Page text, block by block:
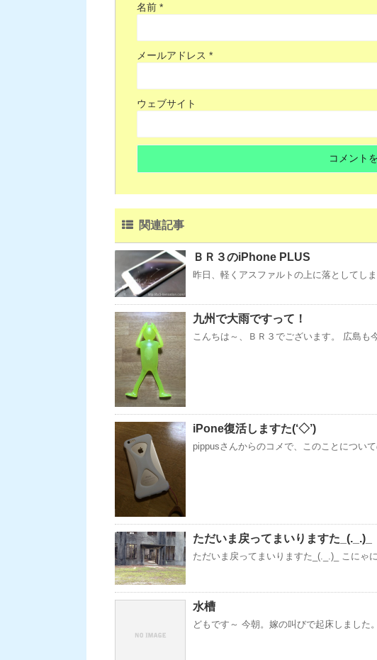
名前 *
メールアドレス *
ウェブサイト
関連記事
ＢＲ３のiPhone PLUS
昨日、軽くアスファルトの上に落としてし
九州で大雨ですって！
こんちは～、ＢＲ３でございます。 広島
iPone復活しますた(‘◇’)ゞ
pippusさんからのコメで、このことについ
ただいま戻ってまいりますた_(._.)_
ただいま戻ってまいりますた_(._.)_ こに
水槽
どもです～ 今朝。嫁の叫びで起床しました